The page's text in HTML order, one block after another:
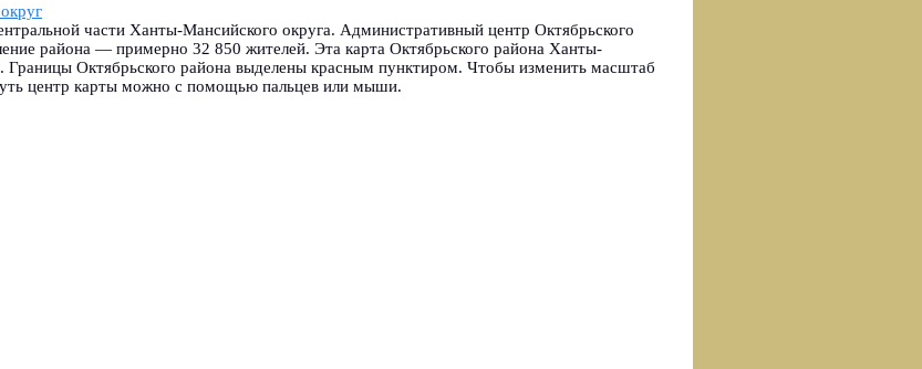
части Ханты-Мансийского округа. Административный центр Октябрьского
района — примерно 32 850 жителей. Эта карта Октябрьского района Ханты-
Границы Октябрьского района выделены красным пунктиром. Чтобы изменить масштаб
центр карты можно с помощью пальцев или мыши.